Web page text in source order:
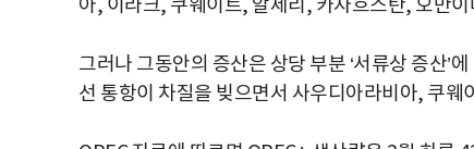
아, 이라크, 쿠웨이트, 알제리, 카자흐스탄, 오만이
그러나 그동안의 증산은 상당 부분 ‘서류상 증산’
선 통항이 차질을 빚으면서 사우디아라비아, 쿠